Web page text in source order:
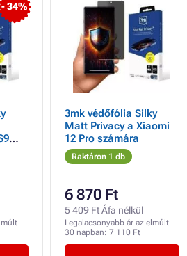
- 34%
3mk védőfólia Silky
Matt Privacy a Xiaomi
12 Pro számára
Raktáron 1 db
6 870 Ft
5 409 Ft Áfa nélkül
Legalacsonyabb ár az elmúlt
30 napban: 7 110 Ft